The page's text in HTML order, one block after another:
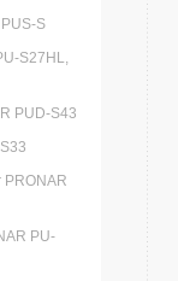
PUS-S
S27HL,
PUD-S43
PRONAR
PU-